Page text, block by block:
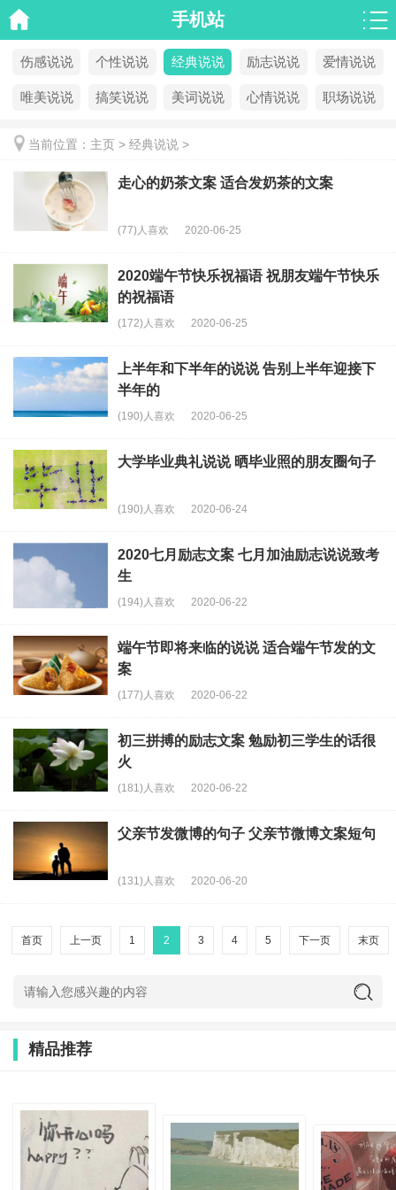
手机站
伤感说说 个性说说 经典说说 励志说说 爱情说说
唯美说说 搞笑说说 美词说说 心情说说 职场说说
当前位置： 主页 > 经典说说 >
走心的奶茶文案 适合发奶茶的文案
(77)人喜欢 2020-06-25
2020端午节快乐祝福语 祝朋友端午节快乐
的祝福语
(172)人喜欢 2020-06-25
上半年和下半年的说说 告别上半年迎接下
半年的
(190)人喜欢 2020-06-25
大学毕业典礼说说 晒毕业照的朋友圈句子
(190)人喜欢 2020-06-24
2020七月励志文案 七月加油励志说说致考
生
(194)人喜欢 2020-06-22
端午节即将来临的说说 适合端午节发的文
案
(177)人喜欢 2020-06-22
初三拼搏的励志文案 勉励初三学生的话很
火
(181)人喜欢 2020-06-22
父亲节发微博的句子 父亲节微博文案短句
(131)人喜欢 2020-06-20
首页 上一页 1 2 3 4 5 下一页 末页
精品推荐